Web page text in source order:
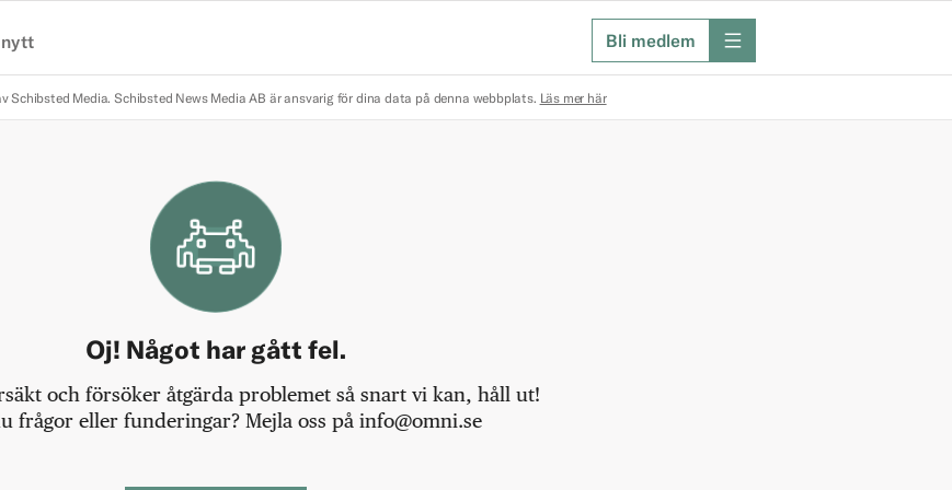
Bli medlem meny
Schibsted Media. Schibsted News Media AB är ansvarig för dina data på denna webbplats. Läs mer här
Oj! Något har gått fel.
och försöker åtgärda problemet så snart vi kan, håll ut!
frågor eller funderingar? Mejla oss på info@omni.se